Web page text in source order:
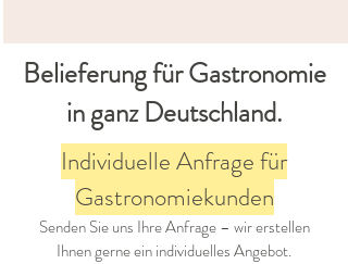
Belieferung für Gastronomie
in ganz Deutschland.
Individuelle Anfrage für
Gastronomiekunden
Senden Sie uns Ihre Anfrage – wir erstellen
Ihnen gerne ein individuelles Angebot.